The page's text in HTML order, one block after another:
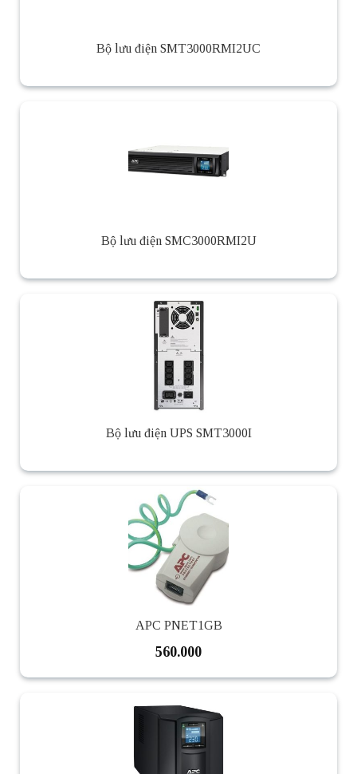
Bộ lưu điện SMT3000RMI2UC
Bộ lưu điện SMC3000RMI2U
Bộ lưu điện UPS SMT3000I
APC PNET1GB
560.000